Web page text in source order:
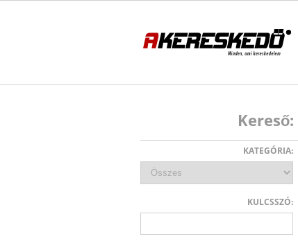
Kereső:
KATEGÓRIA:
KULCSSZÓ: